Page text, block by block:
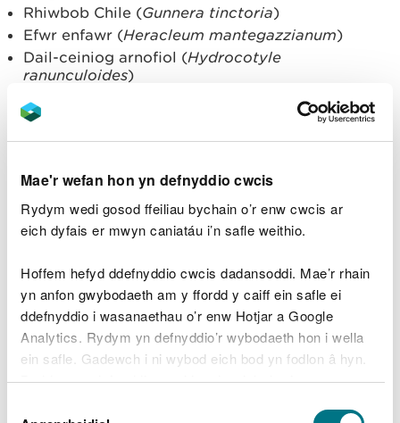
Mae'r wefan hon yn defnyddio cwcis
Rydym wedi gosod ffeiliau bychain o’r enw cwcis ar
eich dyfais er mwyn caniatáu i’n safle weithio.
Hoffem hefyd ddefnyddio cwcis dadansoddi. Mae’r rhain
yn anfon gwybodaeth am y ffordd y caiff ein safle ei
ddefnyddio i wasanaethau o’r enw Hotjar a Google
Analytics. Rydym yn defnyddio’r wybodaeth hon i wella
ein safle. Gadewch i ni wybod eich bod yn fodlon â hyn.
Byddwn yn defnyddio cwci i gadw eich dewis.
Rhiwbob Chile (Gunnera tinctoria)
Efwr enfawr (Heracleum mantegazzianum)
Dail-ceiniog arnofiol (Hydrocotyle
ranunculoides)
Jac y neidiwr (
)
Ffugalaw crych (
)
Pidyn-y-gog Americanaidd (Lysichiton
Pluen parot (Myriophyllum aquaticum
Anifeiliaid
Cranc manegog Tsieina (Eriocheir sinensis )
Carw mwntjac (Muntiacus reevesi)
Cimwch afon arwyddol ( Pacifastacus leniusculus
Gwiwer lwyd ( Sciurus carolinensis)
Holl isrywogaethau ( Trachemys scripta) math o
derapin